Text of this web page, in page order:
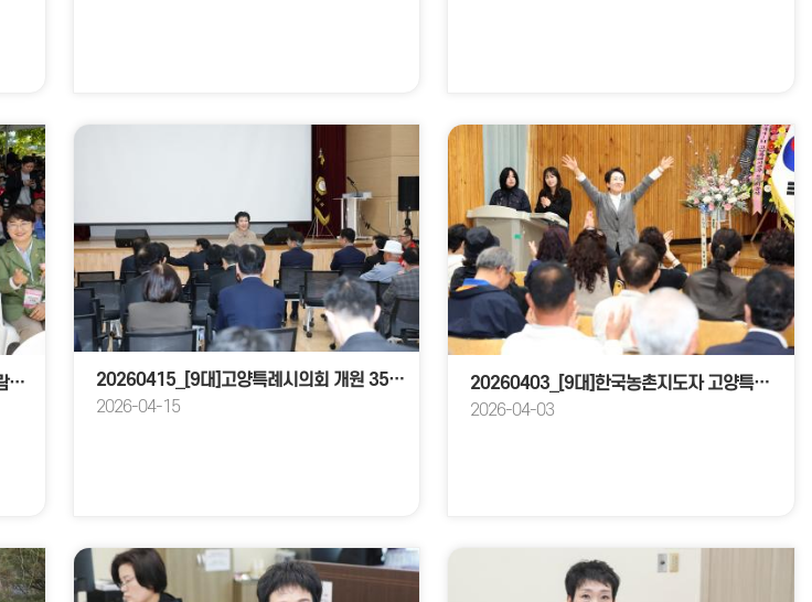
20260424_[9대]제18회 고양국제꽃박람회 개막식
20260415_[9대]고양특례시의회 개원 35주년 기념식
2026-04-15
20260403_[9대]한국농촌지도자 고양특례시연합회 제63기 정기총회
2026-04-03